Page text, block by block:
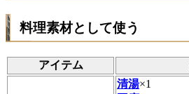
料理素材として使う
アイテム
清湯×1